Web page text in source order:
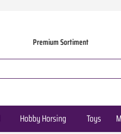
Premium Sortiment
Hobby Horsing Toys